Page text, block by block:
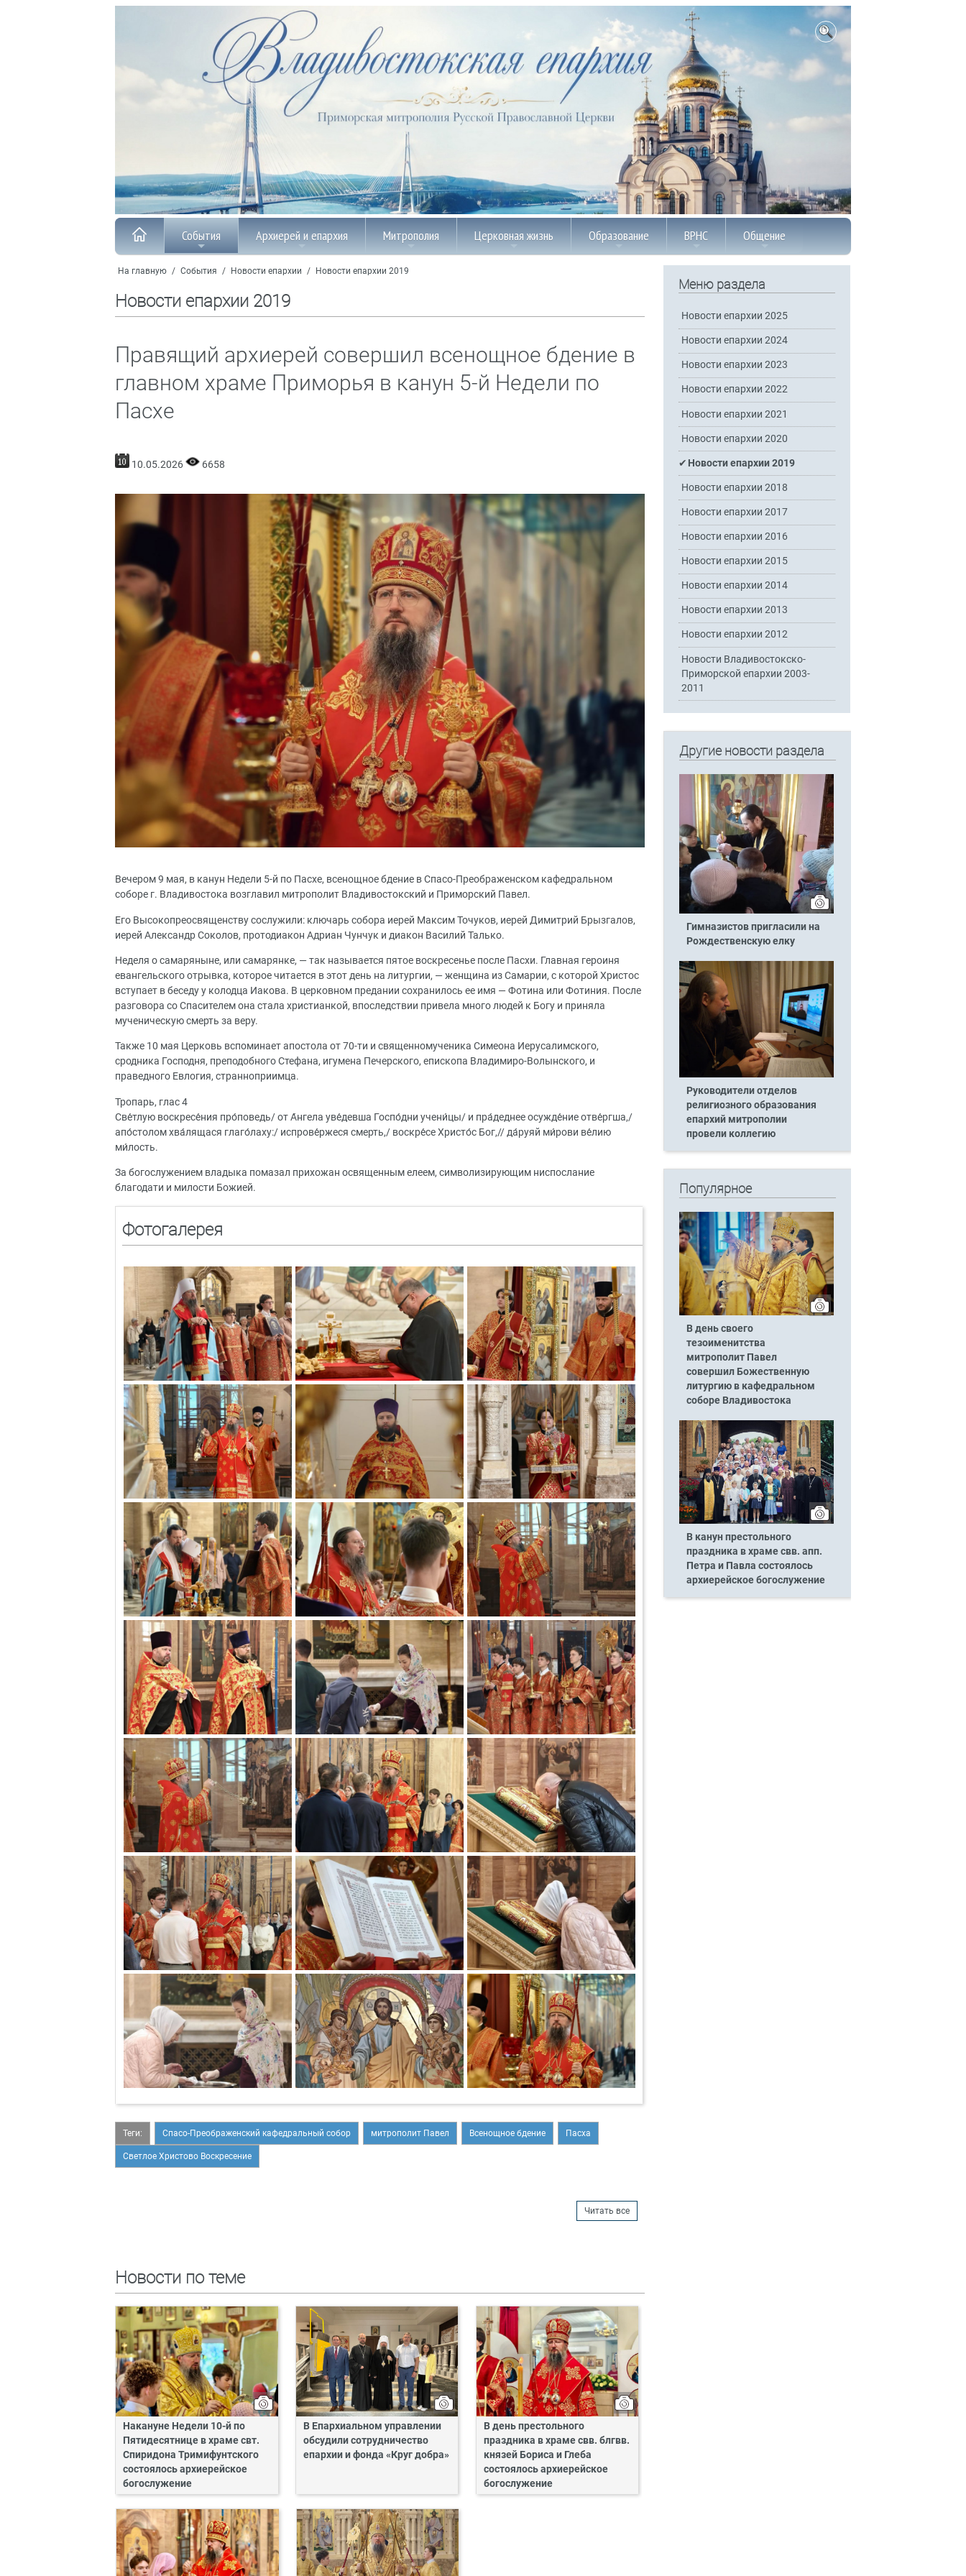
События Архиерей и епархия Митрополия Церковная жизнь Образование ВРНС Общение
На главную / События / Новости епархии / Новости епархии 2019
Новости епархии 2019
Правящий архиерей совершил всенощное бдение в
главном храме Приморья в канун 5-й Недели по
Пасхе
10.05.2026 6658
Вечером 9 мая, в канун Недели 5-й по Пасхе, всенощное бдение в Спасо-Преображенском кафедральном
соборе г. Владивостока возглавил митрополит Владивостокский и Приморский Павел.
Его Высокопреосвященству сослужили: ключарь собора иерей Максим Точуков, иерей Димитрий Брызгалов,
иерей Александр Соколов, протодиакон Адриан Чунчук и диакон Василий Талько.
Неделя о самаряныне, или самарянке, — так называется пятое воскресенье после Пасхи. Главная героиня
евангельского отрывка, которое читается в этот день на литургии, — женщина из Самарии, с которой Христос
вступает в беседу у колодца Иакова. В церковном предании сохранилось ее имя — Фотина или Фотиния. После
разговора со Спасителем она стала христианкой, впоследствии привела много людей к Богу и приняла
мученическую смерть за веру.
Также 10 мая Церковь вспоминает апостола от 70-ти и священномученика Симеона Иерусалимского,
сродника Господня, преподобного Стефана, игумена Печерского, епископа Владимиро-Волынского, и
праведного Евлогия, странноприимца.
Тропарь, глас 4
Све́тлую воскресе́ния про́поведь/ от А́нгела уве́девша Госпо́дни учени́цы/ и пра́деднее осужде́ние отве́ргша,/
апо́столом хва́лящася глаго́лаху:/ испрове́ржеся смерть,/ воскре́се Христо́с Бог,// да́руяй ми́рови ве́лию
ми́лость.
За богослужением владыка помазал прихожан освященным елеем, символизирующим ниспослание
благодати и милости Божией.
Фотогалерея
Теги: Спасо-Преображенский кафедральный собор митрополит Павел Всенощное бдение Пасха
Светлое Христово Воскресение
Читать все
Новости по теме
Накануне Недели 10-й по
Пятидесятнице в храме свт.
Спиридона Тримифунтского
состоялось архиерейское
богослужение
В Епархиальном управлении
обсудили сотрудничество
епархии и фонда «Круг добра»
В день престольного
праздника в храме свв. блгвв.
князей Бориса и Глеба
состоялось архиерейское
богослужение
Меню раздела
Новости епархии 2025
Новости епархии 2024
Новости епархии 2023
Новости епархии 2022
Новости епархии 2021
Новости епархии 2020
Новости епархии 2019
Новости епархии 2018
Новости епархии 2017
Новости епархии 2016
Новости епархии 2015
Новости епархии 2014
Новости епархии 2013
Новости епархии 2012
Новости Владивостокско-
Приморской епархии 2003-
2011
Другие новости раздела
Гимназистов пригласили на
Рождественскую елку
Руководители отделов
религиозного образования
епархий митрополии
провели коллегию
Популярное
В день своего
тезоименитства
митрополит Павел
совершил Божественную
литургию в кафедральном
соборе Владивостока
В канун престольного
праздника в храме свв. апп.
Петра и Павла состоялось
архиерейское богослужение